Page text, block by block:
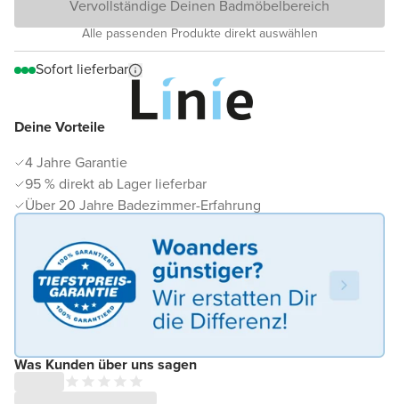
Deine Vorteile
4 Jahre Garantie
95 % direkt ab Lager lieferbar
Über 20 Jahre Badezimmer-Erfahrung
Was Kunden über uns sagen
Vervollständige Deinen Badmöbelbereich
Alle passenden Produkte direkt auswählen
Sofort lieferbar